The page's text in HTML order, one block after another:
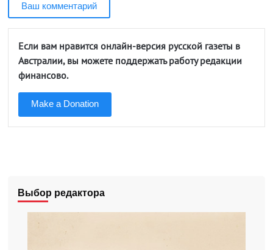
Ваш комментарий
Если вам нравится онлайн-версия русской газеты в
Австралии, вы можете поддержать работу редакции
финансово.
Make a Donation
Выбор редактора